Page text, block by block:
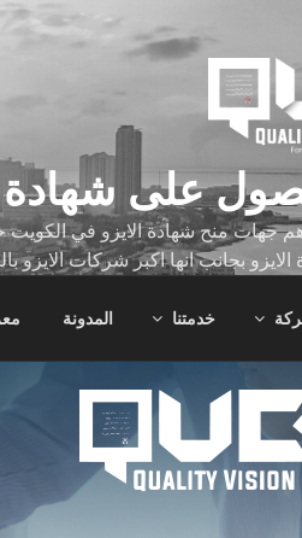
على شهادة
جهات منح شهادة الايزو في الكويت
بجانب انها اكبر شركات الايزو
خدمتنا المدونة